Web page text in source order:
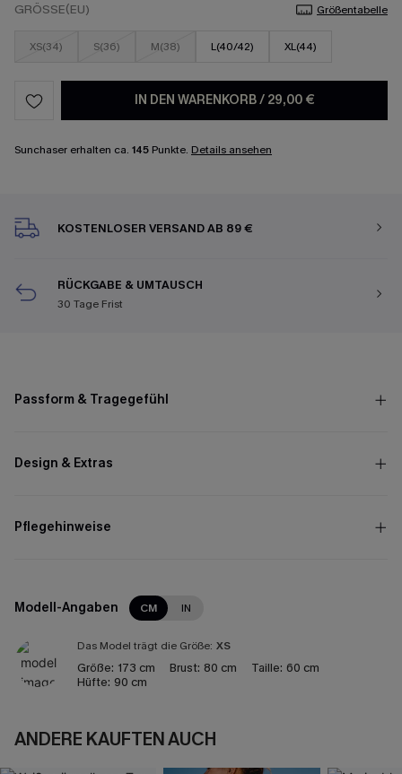
GRÖSSE(EU) Größentabelle
XS(34) S(36) M(38) L(40/42) XL(44)
IN DEN WARENKORB/ 29,00 €
Sunchaser erhalten ca. 145 Punkte. Details ansehen
KOSTENLOSER VERSAND AB 89 €
RÜCKGABE & UMTAUSCH
30 Tage Frist
Passform & Tragegefühl
Design & Extras
Pflegehinweise
Modell-Angaben CM IN
Das Model trägt die Größe: XS
Größe: 173 cm Brust: 80 cm Taille: 60 cm
Hüfte: 90 cm
ANDERE KAUFTEN AUCH